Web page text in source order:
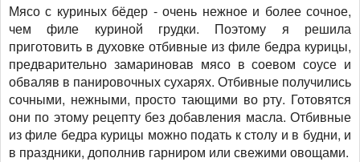
Мясо с куриных бёдер - очень нежное и более сочное,
чем филе куриной грудки. Поэтому я решила
приготовить в духовке отбивные из филе бедра курицы,
предварительно замариновав мясо в соевом соусе и
обваляв в панировочных сухарях. Отбивные получились
сочными, нежными, просто тающими во рту. Готовятся
они по этому рецепту без добавления масла. Отбивные
из филе бедра курицы можно подать к столу и в будни, и
в праздники, дополнив гарниром или свежими овощами.